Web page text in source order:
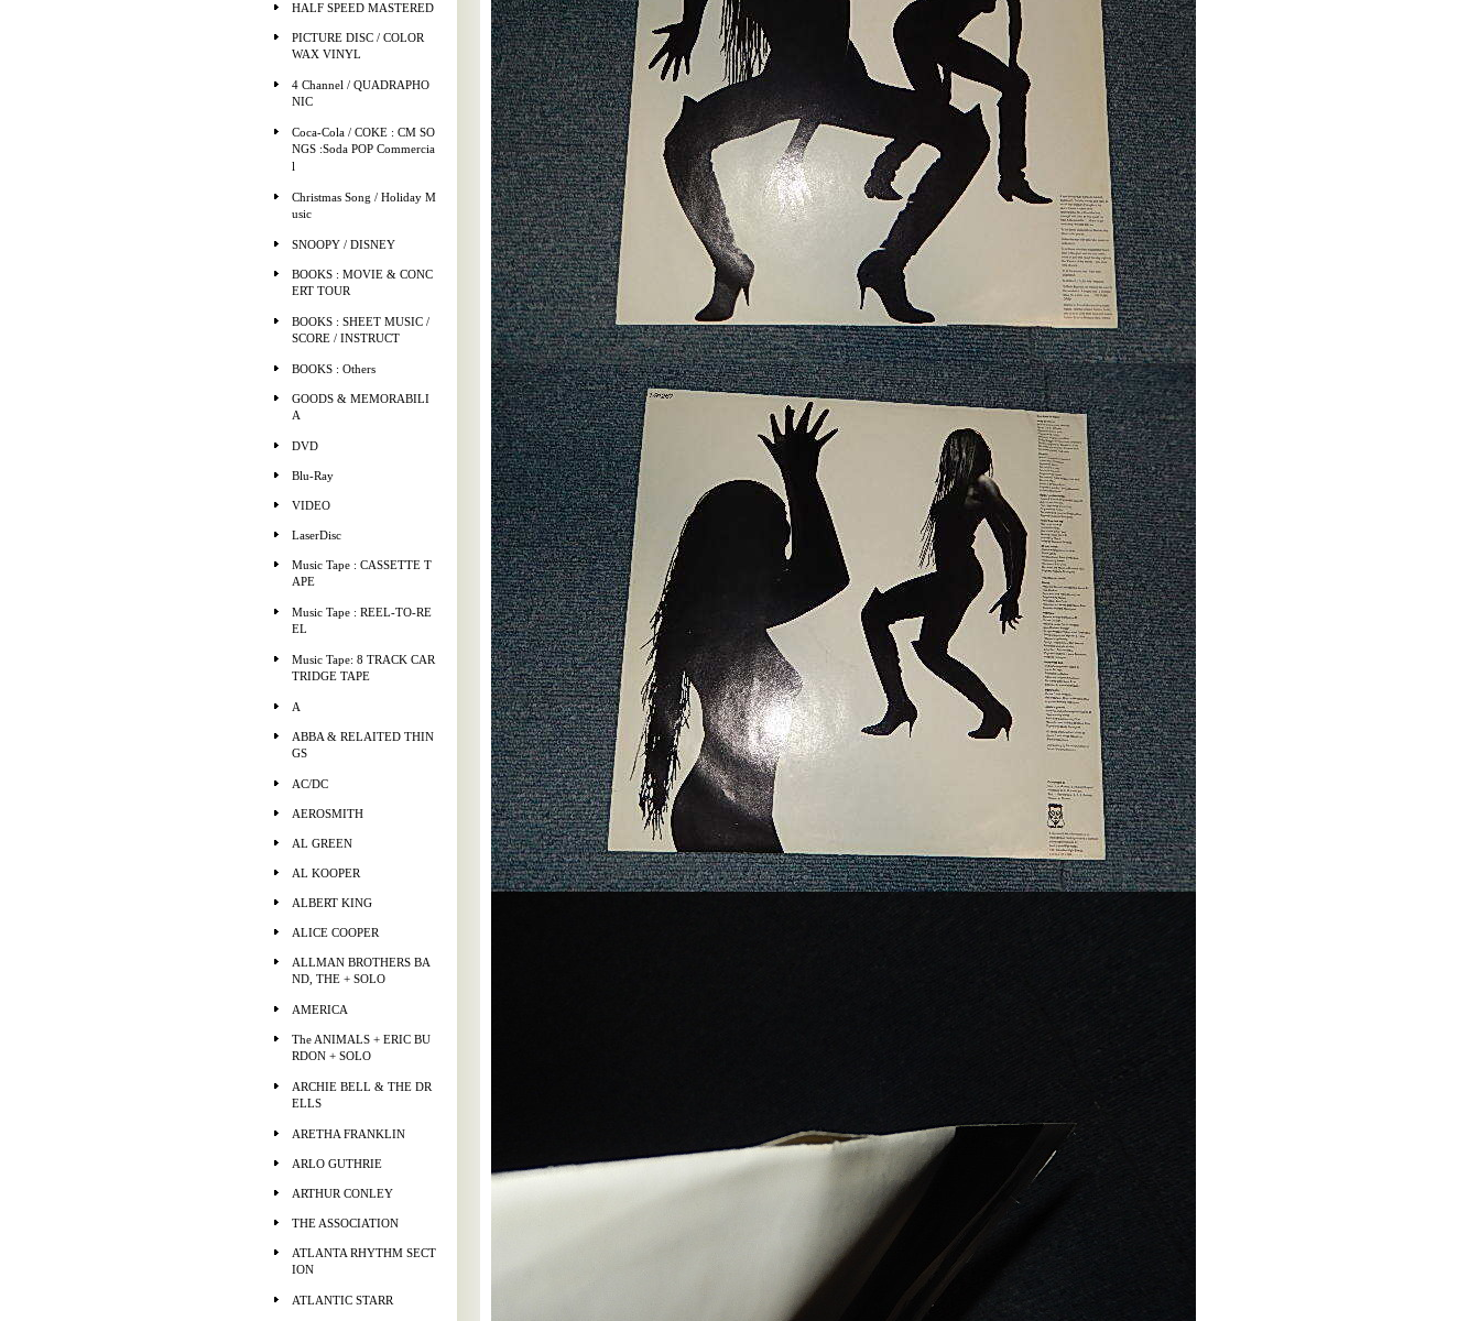
HALF SPEED MASTERED
PICTURE DISC / COLOR
WAX VINYL
4 Channel / QUADRAPHO
NIC
Coca-Cola / COKE : CM SO
NGS :Soda POP Commercia
l
Christmas Song / Holiday M
usic
SNOOPY / DISNEY
BOOKS : MOVIE & CONC
ERT TOUR
BOOKS : SHEET MUSIC /
SCORE / INSTRUCT
BOOKS : Others
GOODS & MEMORABILI
A
DVD
Blu-Ray
VIDEO
LaserDisc
Music Tape : CASSETTE T
APE
Music Tape : REEL-TO-RE
EL
Music Tape: 8 TRACK CAR
TRIDGE TAPE
A
ABBA & RELAITED THIN
GS
AC/DC
AEROSMITH
AL GREEN
AL KOOPER
ALBERT KING
ALICE COOPER
ALLMAN BROTHERS BA
ND, THE + SOLO
AMERICA
The ANIMALS + ERIC BU
RDON + SOLO
ARCHIE BELL & THE DR
ELLS
ARETHA FRANKLIN
ARLO GUTHRIE
ARTHUR CONLEY
THE ASSOCIATION
ATLANTA RHYTHM SECT
ION
ATLANTIC STARR